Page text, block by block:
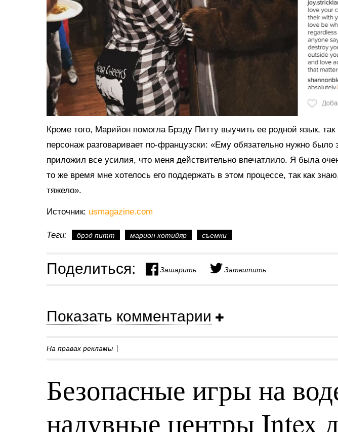
Кроме того, Марийон помогла Брэду Питту выучить ее родной язык, так
персонаж разговаривает по-французски: «Ему обязательно нужно было
приложил все усилия, что меня действительно впечатлило. Я была
то же время мне хотелось его поддержать в этом процессе, так как
тяжело».
Источник: usmagazine.com
Теги: брэд питт марион котийяр съемки
Поделиться: Зашарить Затвитить
Показать комментарии
На правах рекламы
Безопасные игры на
надувные центры Intex